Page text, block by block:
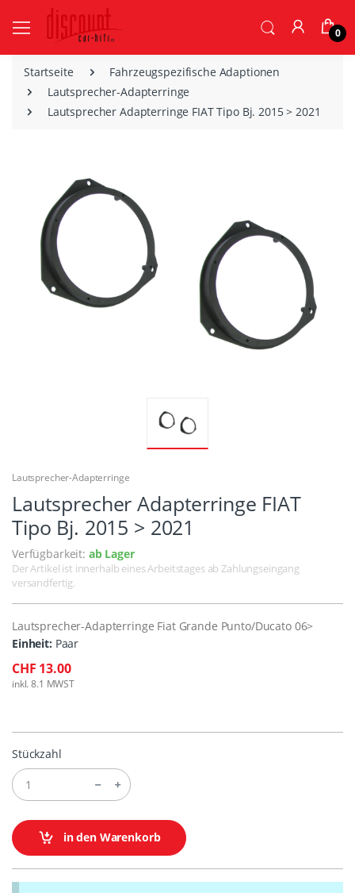
0
Startseite
Fahrzeugspezifische Adaptionen
Lautsprecher-Adapterringe
Lautsprecher Adapterringe FIAT Tipo Bj. 2015 > 2021
Lautsprecher-Adapterringe
Lautsprecher Adapterringe FIAT
Tipo Bj. 2015 > 2021
Verfügbarkeit: ab Lager
Der Artikel ist innerhalb eines Arbeitstages ab Zahlungseingang
versandfertig.
Lautsprecher-Adapterringe Fiat Grande Punto/Ducato 06>
Einheit: Paar
CHF 13.00
inkl. 8.1 MWST
Stückzahl
in den Warenkorb